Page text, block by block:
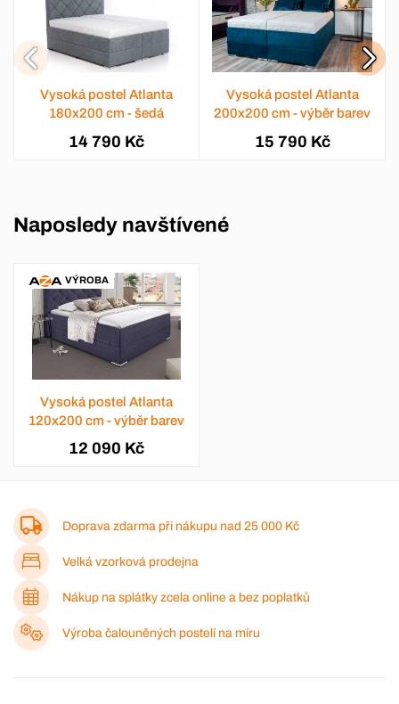
Vysoká postel Atlanta
180x200 cm - šedá
14 790 Kč
Vysoká postel Atlanta
200x200 cm - výběr barev
15 790 Kč
Naposledy navštívené
VÝROBA
Vysoká postel Atlanta
120x200 cm - výběr barev
12 090 Kč
Doprava zdarma při nákupu nad 25 000 Kč
Velká vzorková prodejna
Nákup na splátky zcela online a bez poplatků
Výroba čalouněných postelí na míru